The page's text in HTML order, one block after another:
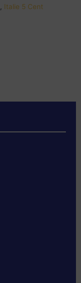
Italie 5 Cent